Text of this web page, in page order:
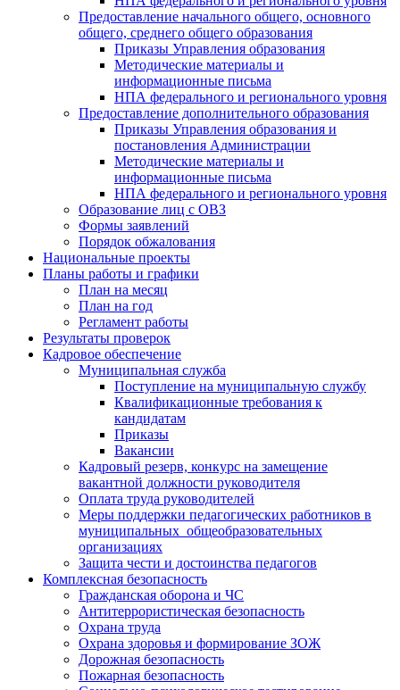
Предоставление начального общего, основного
общего, среднего общего образования
Приказы Управления образования
Методические материалы и
информационные письма
НПА федерального и регионального уровня
Предоставление дополнительного образования
Приказы Управления образования и
постановления Администрации
Методические материалы и
информационные письма
НПА федерального и регионального уровня
Образование лиц с ОВЗ
Формы заявлений
Порядок обжалования
Национальные проекты
Планы работы и графики
План на месяц
План на год
Регламент работы
Результаты проверок
Кадровое обеспечение
Муниципальная служба
Поступление на муниципальную службу
Квалификационные требования к
кандидатам
Приказы
Вакансии
Кадровый резерв, конкурс на замещение
вакантной должности руководителя
Оплата труда руководителей
Меры поддержки педагогических работников в
муниципальных общеобразовательных
организациях
Защита чести и достоинства педагогов
Комплексная безопасность
Гражданская оборона и ЧС
Антитеррористическая безопасность
Охрана труда
Охрана здоровья и формирование ЗОЖ
Дорожная безопасность
Пожарная безопасность